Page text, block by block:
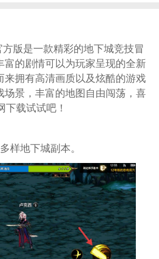
版是一款精彩的地下城竞技冒
富的剧情可以为玩家呈现的全新
来拥有高清画质以及炫酷的游戏
场景，丰富的地图自由闯荡，喜
下载试试吧！
样地下城副本。